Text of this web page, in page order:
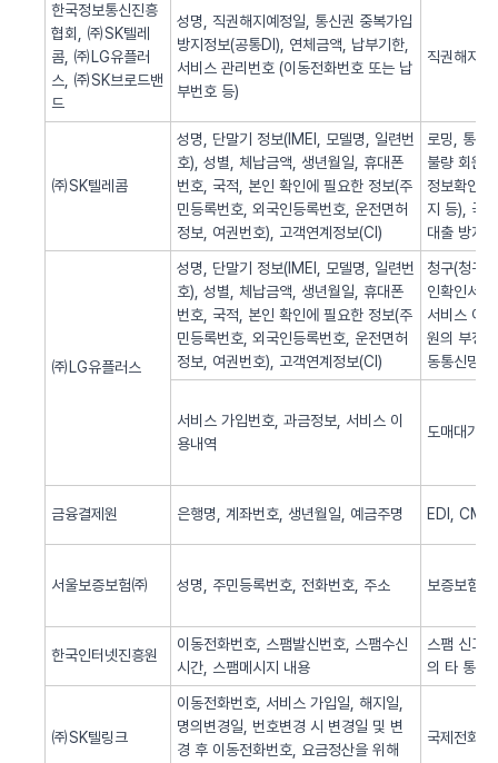
한국정보통신진흥
협회, ㈜SK텔레
콤, ㈜LG유플러
스, ㈜SK브로드밴
드
성명, 직권해지예정일, 통신권 중복가입
방지정보(공통DI), 연체금액, 납부기한,
서비스 관리번호 (이동전화번호 또는 납
부번호 등)
직권해지
㈜SK텔레콤
성명, 단말기 정보(IMEI, 모델명, 일련번
호), 성별, 체납금액, 생년월일, 휴대폰
번호, 국적, 본인 확인에 필요한 정보(주
민등록번호, 외국인등록번호, 운전면허
정보, 여권번호), 고객연계정보(CI)
로밍, 통화
불량 회원
정보확인,
지 등), 국
대출 방지,
㈜LG유플러스
성명, 단말기 정보(IMEI, 모델명, 일련번
호), 성별, 체납금액, 생년월일, 휴대폰
번호, 국적, 본인 확인에 필요한 정보(주
민등록번호, 외국인등록번호, 운전면허
정보, 여권번호), 고객연계정보(CI)
청구(청구
인확인서
서비스 이
원의 부정
동통신망
서비스 가입번호, 과금정보, 서비스 이
용내역
도매대가
금융결제원 은행명, 계좌번호, 생년월일, 예금주명 EDI, CMS
서울보증보험㈜ 성명, 주민등록번호, 전화번호, 주소 보증보험
한국인터넷진흥원
이동전화번호, 스팸발신번호, 스팸수신
시간, 스팸메시지 내용
스팸 신고
의 타 통신
㈜SK텔링크
이동전화번호, 서비스 가입일, 해지일,
명의변경일, 번호변경 시 변경일 및 변
경 후 이동전화번호, 요금정산을 위해
국제전화